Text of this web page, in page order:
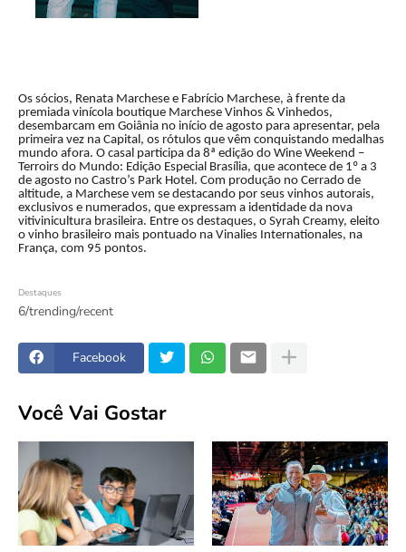
Os sócios, Renata Marchese e Fabrício Marchese, à frente da
premiada vinícola boutique Marchese Vinhos & Vinhedos,
desembarcam em Goiânia no início de agosto para apresentar, pela
primeira vez na Capital, os rótulos que vêm conquistando medalhas
mundo afora. O casal participa da 8ª edição do Wine Weekend –
Terroirs do Mundo: Edição Especial Brasília, que acontece de 1º a 3
de agosto no Castro’s Park Hotel. Com produção no Cerrado de
altitude, a Marchese vem se destacando por seus vinhos autorais,
exclusivos e numerados, que expressam a identidade da nova
vitivinicultura brasileira. Entre os destaques, o Syrah Creamy, eleito
o vinho brasileiro mais pontuado na Vinalies Internationales, na
França, com 95 pontos.
Destaques
6/trending/recent
Facebook
Você Vai Gostar